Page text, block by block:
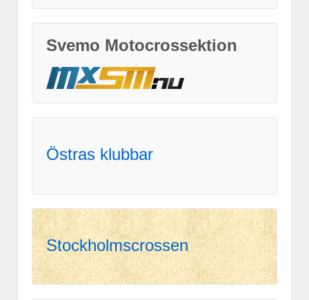
Svemo Motocrossektion
Östras klubbar
Stockholmscrossen